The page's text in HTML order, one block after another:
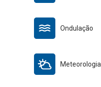
Ondulação
Meteorologia